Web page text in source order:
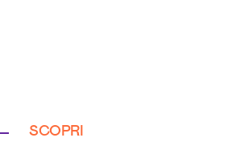
SCOPRI